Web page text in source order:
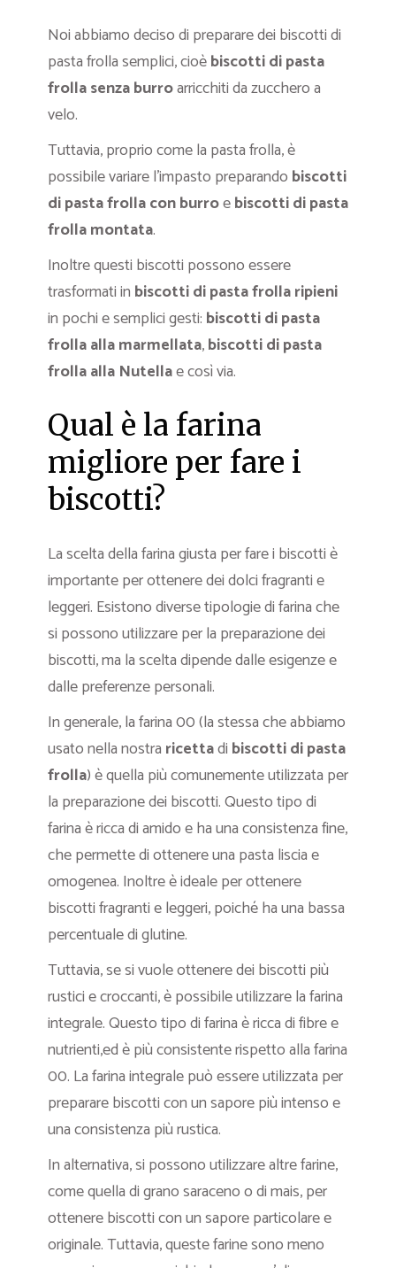
Noi abbiamo deciso di preparare dei biscotti di
pasta frolla semplici, cioèbiscotti di pasta
frolla senza burroarricchiti da zucchero a
velo.
Tuttavia, proprio come la pasta frolla, è
possibile variare l’impasto preparando biscotti
di pasta frolla conburroebiscotti di pasta
frolla montata.
Inoltre questi biscotti possono essere
trasformati in biscotti di pasta frolla ripieni
in pochi e semplici gesti: biscotti di pasta
frolla alla marmellata,biscotti di pasta
frolla alla Nutellae così via.
Qual è la farina
migliore per fare i
biscotti?
La scelta della farina giusta per fare i biscotti è
importante per ottenere dei dolci fragranti e
leggeri. Esistono diverse tipologie di farina che
si possono utilizzare per la preparazione dei
biscotti, ma la scelta dipende dalle esigenze e
dalle preferenze personali.
In generale, la farina 00 (la stessa che abbiamo
usato nella nostra ricettadi biscotti di pasta
frolla) è quella più comunemente utilizzata per
la preparazione dei biscotti. Questo tipo di
farina è ricca di amido e ha una consistenza fine,
che permette di ottenere una pasta liscia e
omogenea. Inoltre è ideale per ottenere
biscotti fragranti e leggeri, poiché ha una bassa
percentuale di glutine.
Tuttavia, se si vuole ottenere dei biscotti più
rustici e croccanti, è possibile utilizzare la farina
integrale. Questo tipo di farina è ricca di fibre e
nutrienti,ed è più consistente rispetto alla farina
00. La farina integrale può essere utilizzata per
preparare biscotti con un sapore più intenso e
una consistenza più rustica.
In alternativa, si possono utilizzare altre farine,
come quella di grano saraceno o di mais, per
ottenere biscotti con un sapore particolare e
originale. Tuttavia, queste farine sono meno